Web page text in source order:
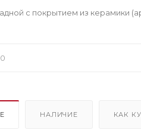
с покрытием из керамики
НАЛИЧИЕ КАК